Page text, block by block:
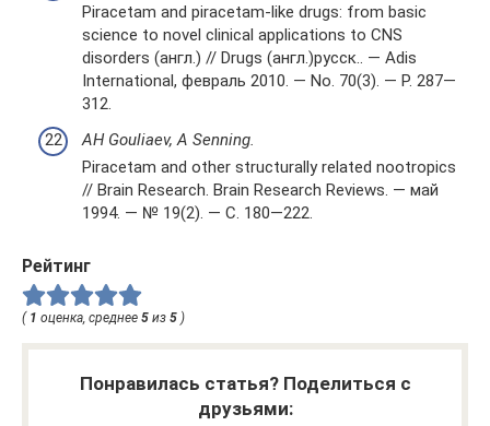
Piracetam and piracetam-like drugs: from basic
science to novel clinical applications to CNS
disorders (англ.) // Drugs (англ.)русск.. — Adis
International, февраль 2010. — No. 70(3). — P. 287—
312.
AH Gouliaev, A Senning.
Piracetam and other structurally related nootropics
// Brain Research. Brain Research Reviews. — май
1994. — № 19(2). — С. 180—222.
Рейтинг
( 1 оценка, среднее 5 из 5 )
Понравилась статья? Поделиться с
друзьями: